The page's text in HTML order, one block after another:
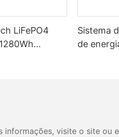
LiFePO4
Sistema
de
informações, visite o site ou